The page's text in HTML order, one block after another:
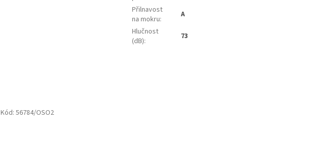
Kód: 56784/OSO2
Přilnavost
na mokru:
A
Hlučnost
(dB): 73